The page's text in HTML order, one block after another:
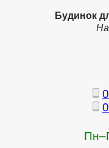
Будинок
На